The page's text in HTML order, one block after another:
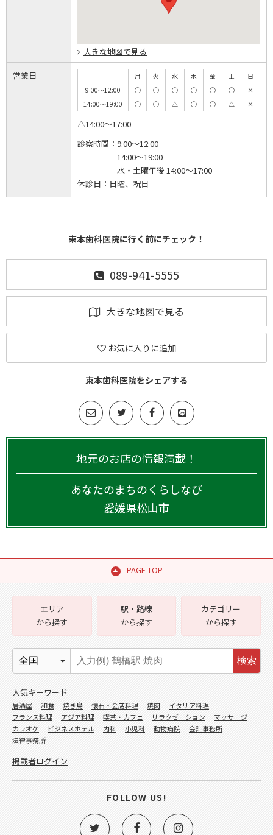
大きな地図で見る
営業日 月 火 水 木 金 土
日
9:00～12:00
◯ ◯ ◯ ◯ ◯ ◯
×
14:00～19:00
◯ ◯ △ ◯ ◯ △ ×
△14:00～17:00
診察時間： 9:00～12:00
14:00～19:00
水・土曜午後 14:00～17:00
休診日： 日曜、祝日
束本歯科医院に行く前にチェック！
089-941-5555
大きな地図で見る
お気に入りに追加
束本歯科医院をシェアする
地元のお店の情報満載！
あなたのまちのくらしなび
愛媛県松山市
PAGE TOP
エリア
から探す
駅・路線
から探す
カテゴリー
から探す
検索
人気キーワード
居酒屋 和食 焼き鳥 懐石・会席料理 焼肉
イタリア料理
フランス料理
アジア料理 喫茶・カフェ リラクゼーション
マッサージ
カラオケ
ビジネスホテル 内科 小児科 動物病院
会計事務所
法律事務所
掲載者ログイン
FOLLOW US!